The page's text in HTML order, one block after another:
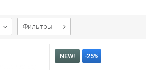
Фильтры
NEW! -25%